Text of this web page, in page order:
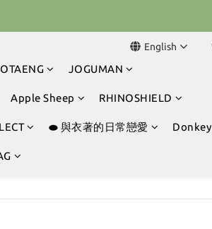
冒險吧 ⚾️
English
JOGUMAN
Apple Sheep RHINOSHIELD
⬬ 與衣著的日常戀愛 Donkey